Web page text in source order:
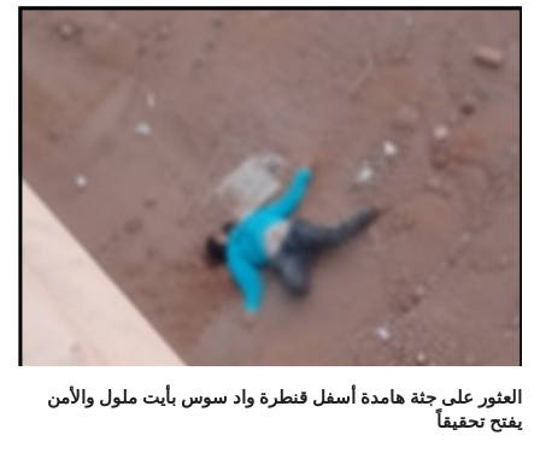
العثور على جثة هامدة أسفل قنطرة واد سوس بأيت ملول والأمن
يفتح تحقيقاً